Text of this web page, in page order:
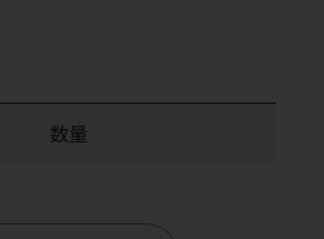
数量